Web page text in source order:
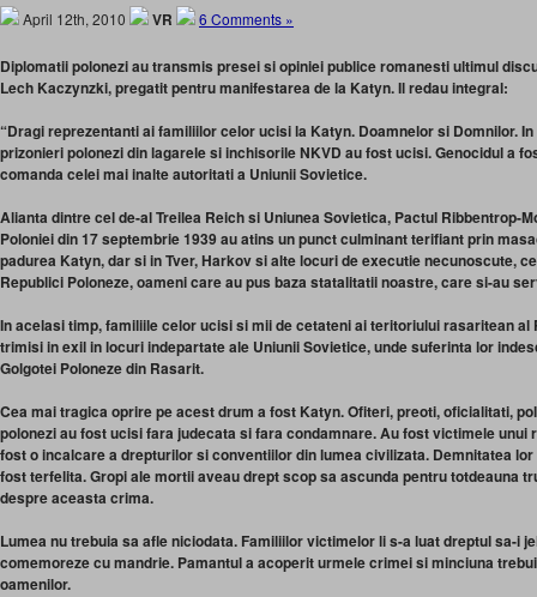
April 12th, 2010 VR 6 Comments »
Diplomatii polonezi au transmis presei si opiniei publice romanesti ultimul
Lech Kaczynzki, pregatit pentru manifestarea de la Katyn. Il redau integral:
“Dragi reprezentanti ai familiilor celor ucisi la Katyn. Doamnelor si Domnilor.
prizonieri polonezi din lagarele si inchisorile NKVD au fost ucisi. Genocidul a
comanda celei mai inalte autoritati a Uniunii Sovietice.
Alianta dintre cel de-al Treilea Reich si Uniunea Sovietica, Pactul Ribbentrop-
Poloniei din 17 septembrie 1939 au atins un punct culminant terifiant prin
padurea Katyn, dar si in Tver, Harkov si alte locuri de executie necunoscute,
Republici Poloneze, oameni care au pus baza statalitatii noastre, care si-au
In acelasi timp, familiile celor ucisi si mii de cetateni ai teritoriului rasaritean al
trimisi in exil in locuri indepartate ale Uniunii Sovietice, unde suferinta lor
Golgotei Poloneze din Rasarit.
Cea mai tragica oprire pe acest drum a fost Katyn. Ofiteri, preoti, oficialitati,
polonezi au fost ucisi fara judecata si fara condamnare. Au fost victimele unui
fost o incalcare a drepturilor si conventiilor din lumea civilizata. Demnitatea
fost terfelita. Gropi ale mortii aveau drept scop sa ascunda pentru totdeauna
despre aceasta crima.
Lumea nu trebuia sa afle niciodata. Familiilor victimelor li s-a luat dreptul sa-i
comemoreze cu mandrie. Pamantul a acoperit urmele crimei si minciuna
oamenilor.